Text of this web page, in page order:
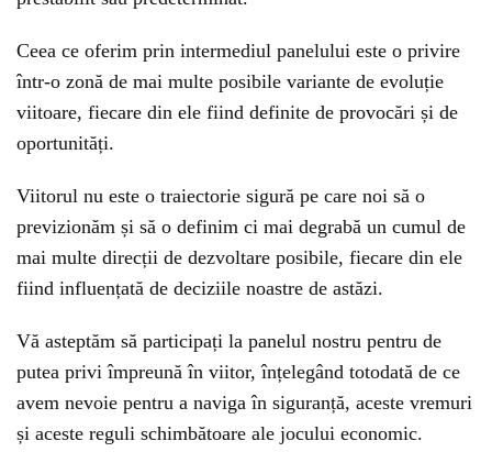
Ceea ce oferim prin intermediul panelului este o privire
într-o zonă de mai multe posibile variante de evoluție
viitoare, fiecare din ele fiind definite de provocări și de
oportunități.
Viitorul nu este o traiectorie sigură pe care noi să o
previzionăm și să o definim ci mai degrabă un cumul de
mai multe direcții de dezvoltare posibile, fiecare din ele
fiind influențată de deciziile noastre de astăzi.
Vă asteptăm să participați la panelul nostru pentru de
putea privi împreună în viitor, înțelegând totodată de ce
avem nevoie pentru a naviga în siguranță, aceste vremuri
și aceste reguli schimbătoare ale jocului economic.